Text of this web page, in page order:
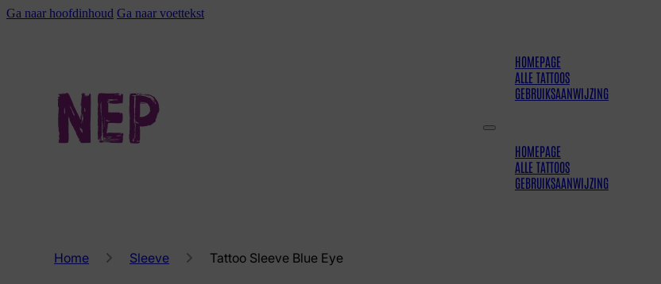
Ga naar hoofdinhoud Ga naar voettekst
HOMEPAGE
ALLE TATTOOS
GEBRUIKSAANWIJZING
HOMEPAGE
ALLE TATTOOS
GEBRUIKSAANWIJZING
Home Sleeve Tattoo Sleeve Blue Eye